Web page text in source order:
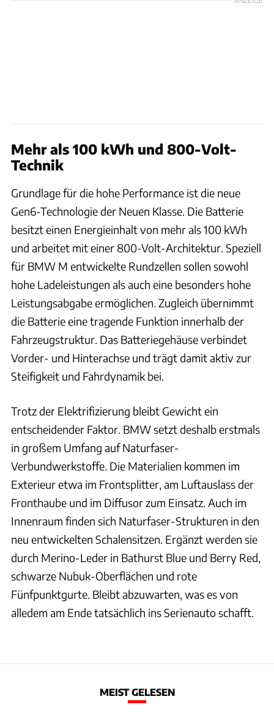
Mehr als 100 kWh und 800-Volt-
Technik
Grundlage für die hohe Performance ist die neue
Gen6-Technologie der Neuen Klasse. Die Batterie
besitzt einen Energieinhalt von mehr als 100 kWh
und arbeitet mit einer 800-Volt-Architektur. Speziell
für BMW M entwickelte Rundzellen sollen sowohl
hohe Ladeleistungen als auch eine besonders hohe
Leistungsabgabe ermöglichen. Zugleich übernimmt
die Batterie eine tragende Funktion innerhalb der
Fahrzeugstruktur. Das Batteriegehäuse verbindet
Vorder- und Hinterachse und trägt damit aktiv zur
Steifigkeit und Fahrdynamik bei.
Trotz der Elektrifizierung bleibt Gewicht ein
entscheidender Faktor. BMW setzt deshalb erstmals
in großem Umfang auf Naturfaser-
Verbundwerkstoffe. Die Materialien kommen im
Exterieur etwa im Frontsplitter, am Luftauslass der
Fronthaube und im Diffusor zum Einsatz. Auch im
Innenraum finden sich Naturfaser-Strukturen in den
neu entwickelten Schalensitzen. Ergänzt werden sie
durch Merino-Leder in Bathurst Blue und Berry Red,
schwarze Nubuk-Oberflächen und rote
Fünfpunktgurte. Bleibt abzuwarten, was es von
alledem am Ende tatsächlich ins Serienauto schafft.
MEIST GELESEN